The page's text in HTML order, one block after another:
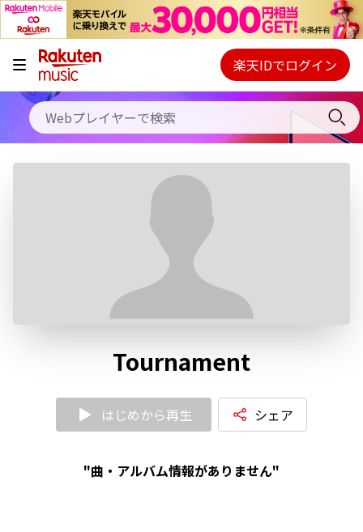
キャンペーン
料金プラン
使い方
Webプレイヤー
ご契約内容の確認・変更
楽天IDでログイン
Tournament
はじめから再生 シェア
"曲・アルバム情報がありません"